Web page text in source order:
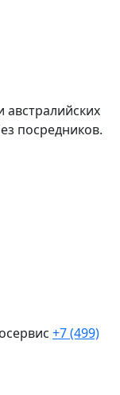
австралийских
посредников.
+7 (499)